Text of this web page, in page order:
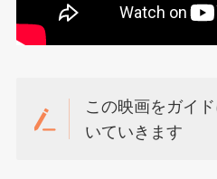
この映画をガイ
いていきます